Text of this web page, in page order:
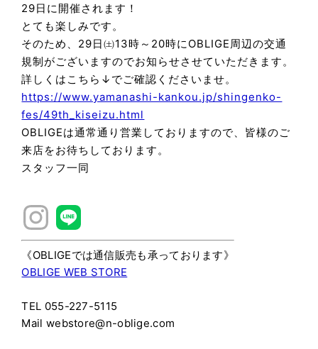
29日に開催されます！
とても楽しみです。
そのため、29日㈯13時～20時にOBLIGE周辺の交通
規制がございますのでお知らせさせていただきます。
詳しくはこちら↓でご確認くださいませ。
https://www.yamanashi-kankou.jp/shingenko-
fes/49th_kiseizu.html
OBLIGEは通常通り営業しておりますので、皆様のご
来店をお待ちしております。
スタッフ一同
《OBLIGEでは通信販売も承っております》
OBLIGE WEB STORE
TEL 055-227-5115
Mail webstore@n-oblige.com